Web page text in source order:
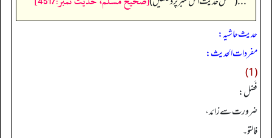
حدیث حاشیہ:
مفردات الحدیث:
(1)
فَضل:
ضرورت سے زائد،
فالتو۔